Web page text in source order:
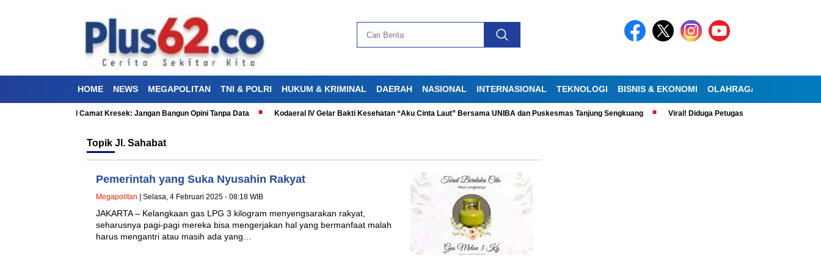
HOME NEWS MEGAPOLITAN TNI & POLRI HUKUM & KRIMINAL DAERAH NASIONAL INTERNASIONAL TEKNOLOGI BISNIS & EKONOMI OLAHRAGA
Bimo soal Camat Kresek: Jangan Bangun Opini Tanpa Data Kodaeral IV Gelar Bakti Kesehatan “Aku Cinta Laut” Bersama UNIBA dan Puskesmas Tanjung Sengkuang Viral! Diduga Petugas SDA Santai saat Jam
Topik Jl. Sahabat
Pemerintah yang Suka Nyusahin Rakyat
Megapolitan | Selasa, 4 Februari 2025 - 08:18 WIB
JAKARTA – Kelangkaan gas LPG 3 kilogram menyengsarakan rakyat,
seharusnya pagi-pagi mereka bisa mengerjakan hal yang bermanfaat malah
harus mengantri atau masih ada yang…